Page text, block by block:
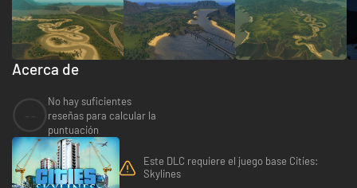
Acerca de
No hay suficientes
reseñas para calcular la
puntuación
Este DLC requiere el juego base Cities:
Skylines